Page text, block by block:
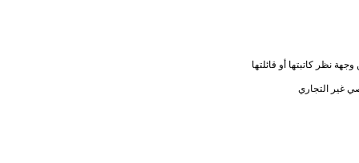
نظر كاتبتها أو قائلتها
غير التجاري